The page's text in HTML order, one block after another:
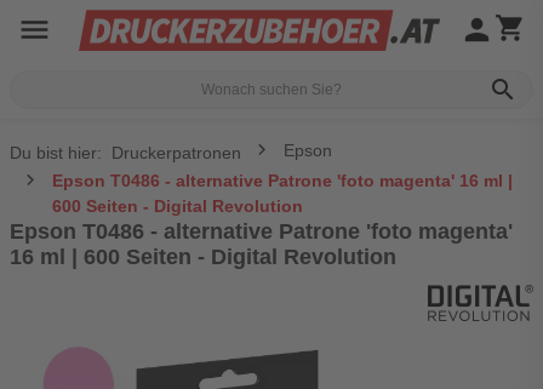
menu
search
person shopping_cart
Du bist hier: Druckerpatronen
Epson
Epson T0486 - alternative Patrone 'foto magenta' 16 ml |
600 Seiten - Digital Revolution
Epson T0486 - alternative Patrone 'foto magenta'
16 ml | 600 Seiten - Digital Revolution